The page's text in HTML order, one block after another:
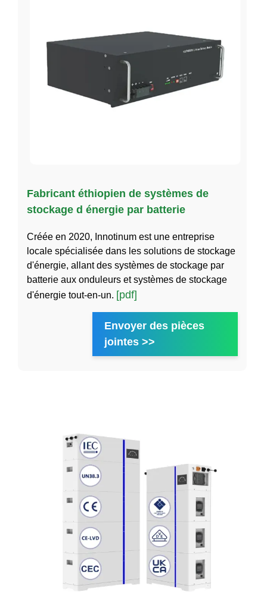
Fabricant éthiopien de systèmes de
stockage d énergie par batterie
Créée en 2020, Innotinum est une entreprise
locale spécialisée dans les solutions de stockage
d'énergie, allant des systèmes de stockage par
batterie aux onduleurs et systèmes de stockage
d'énergie tout-en-un. [pdf]
Envoyer des pièces
jointes >>